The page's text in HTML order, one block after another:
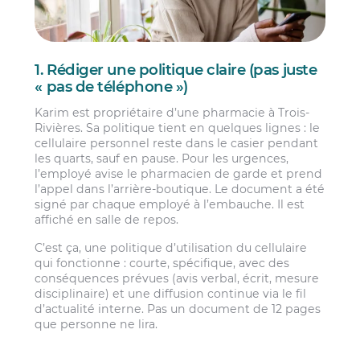
1. Rédiger une politique claire (pas juste
« pas de téléphone »)
Karim est propriétaire d’une pharmacie à Trois-
Rivières. Sa politique tient en quelques lignes : le
cellulaire personnel reste dans le casier pendant
les quarts, sauf en pause. Pour les urgences,
l’employé avise le pharmacien de garde et prend
l’appel dans l’arrière-boutique. Le document a été
signé par chaque employé à l’embauche. Il est
affiché en salle de repos.
C’est ça, une politique d’utilisation du cellulaire
qui fonctionne : courte, spécifique, avec des
conséquences prévues (avis verbal, écrit, mesure
disciplinaire) et une diffusion continue via le fil
d’actualité interne. Pas un document de 12 pages
que personne ne lira.